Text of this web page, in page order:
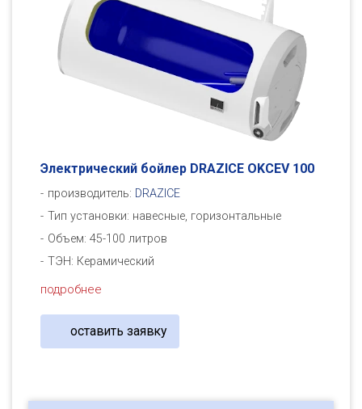
Электрический бойлер DRAZICE OKCEV 100
производитель: DRAZICE
Тип установки: навесные, горизонтальные
Объем: 45-100 литров
ТЭН: Керамический
подробнее
оставить заявку